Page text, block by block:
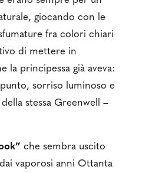
giocando con le
fra colori chiari
di mettere in
la principessa già aveva:
sorriso luminoso e
stessa Greenwell –
che sembra uscito
vaporosi anni Ottanta